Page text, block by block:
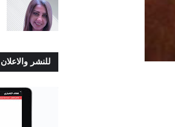
للنشر والاعلان